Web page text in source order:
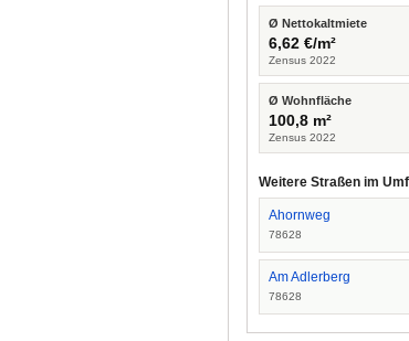
Ø Nettokaltmiete
6,62 €/m²
Zensus 2022
Ø Wohnfläche
100,8 m²
Zensus 2022
Weitere Straßen im
Ahornweg
78628
Am Adlerberg
78628